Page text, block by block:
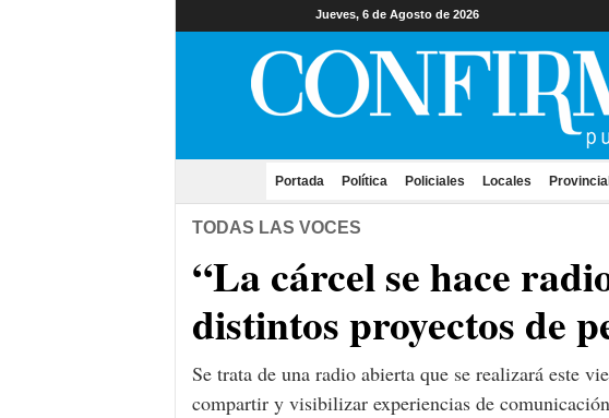
Jueves, 6 de Agosto de 2026
Portada(current)
Política Policiales Locales
TODAS LAS VOCES
“La cárcel se hace
distintos proyectos de
Se trata de una radio abierta que se realizará este
compartir y visibilizar experiencias de